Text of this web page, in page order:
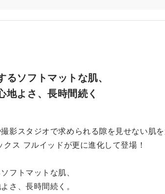
るソフトマットな肌、
地よさ、長時間続く
影スタジオで求められる隙を見せない肌
ス フルイッドが更に進化して登場！
フトマットな肌、
さ、長時間続く。